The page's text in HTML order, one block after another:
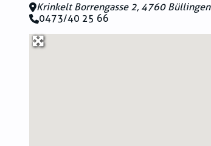
Krinkelt Borrengasse 2, 4760 Büllingen
0473/40 25 66